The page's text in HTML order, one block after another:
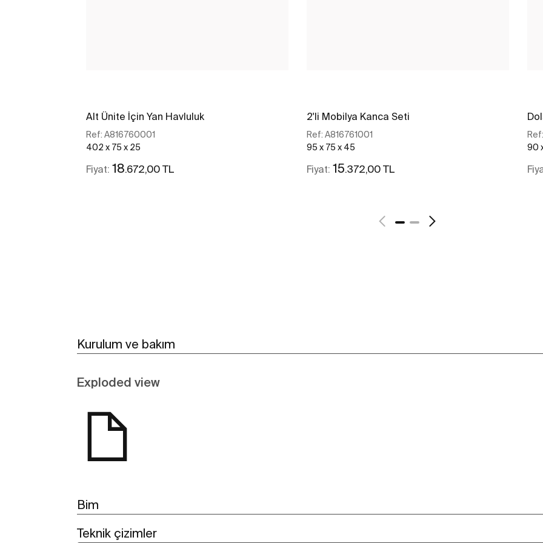
Alt Ünite İçin Yan Havluluk
Ref: A816760001
402 x 75 x 25
Fiyat: 18.672,00 TL
2'li Mobilya Kanca Seti
Ref: A816761001
95 x 75 x 45
Fiyat: 15.372,00 TL
Ref:
90
Kurulum ve bakım
Exploded view
Bim
Teknik çizimler